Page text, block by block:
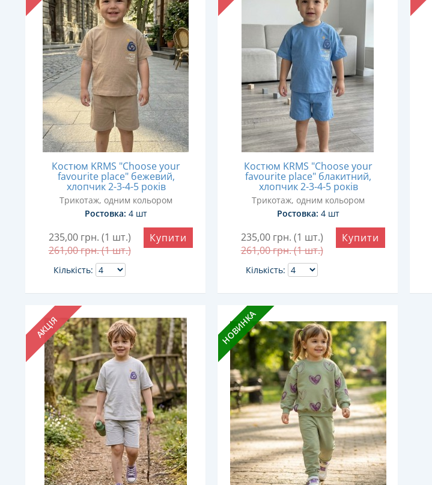
Костюм KRMS "Choose your
favourite place" бежевий,
хлопчик 2-3-4-5 років
Трикотаж, одним кольором
Ростовка: 4 шт
235,00 грн. (1 шт.)
261,00грн. (1 шт.)
Кількість:
Купити
Костюм KRMS "Choose your
favourite place" блакитний,
хлопчик 2-3-4-5 років
Трикотаж, одним кольором
Ростовка: 4 шт
235,00 грн. (1 шт.)
261,00грн. (1 шт.)
Кількість:
Купити
АКЦІЯ НОВИНКА